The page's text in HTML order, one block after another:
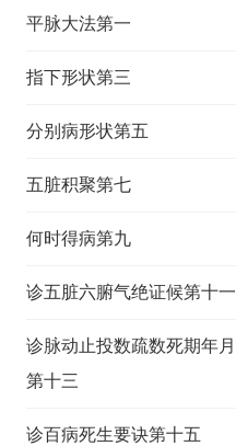
平脉大法第一
指下形状第三
分别病形状第五
五脏积聚第七
何时得病第九
诊五脏六腑气绝证候第十一
诊脉动止投数疏数死期年月
第十三
诊百病死生要诀第十五